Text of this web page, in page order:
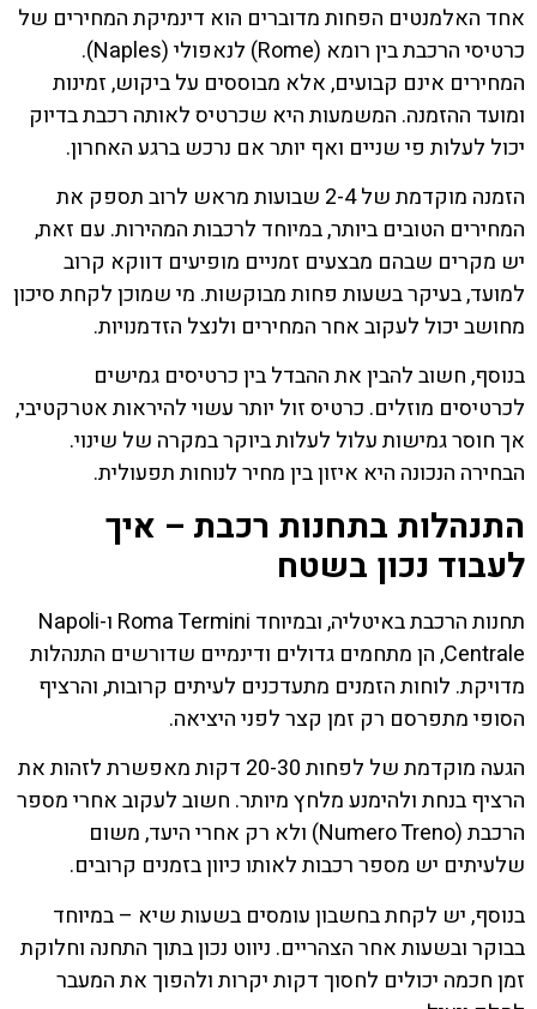
אחד האלמנטים הפחות מדוברים הוא דינמיקת המחירים של
כרטיסי הרכבת בין רומא (Rome) לנאפולי (Naples).
המחירים אינם קבועים, אלא מבוססים על ביקוש, זמינות
ומועד ההזמנה. המשמעות היא שכרטיס לאותה רכבת בדיוק
יכול לעלות פי שניים ואף יותר אם נרכש ברגע האחרון.
הזמנה מוקדמת של 2-4 שבועות מראש לרוב תספק את
המחירים הטובים ביותר, במיוחד לרכבות המהירות. עם זאת,
יש מקרים שבהם מבצעים זמניים מופיעים דווקא קרוב
למועד, בעיקר בשעות פחות מבוקשות. מי שמוכן לקחת סיכון
מחושב יכול לעקוב אחר המחירים ולנצל הזדמנויות.
בנוסף, חשוב להבין את ההבדל בין כרטיסים גמישים
לכרטיסים מוזלים. כרטיס זול יותר עשוי להיראות אטרקטיבי,
אך חוסר גמישות עלול לעלות ביוקר במקרה של שינוי.
הבחירה הנכונה היא איזון בין מחיר לנוחות תפעולית.
התנהלות בתחנות רכבת – איך
לעבוד נכון בשטח
תחנות הרכבת באיטליה, ובמיוחד Roma Termini ו-Napoli
Centrale, הן מתחמים גדולים ודינמיים שדורשים התנהלות
מדויקת. לוחות הזמנים מתעדכנים לעיתים קרובות, והרציף
הסופי מתפרסם רק זמן קצר לפני היציאה.
הגעה מוקדמת של לפחות 20-30 דקות מאפשרת לזהות את
הרציף בנחת ולהימנע מלחץ מיותר. חשוב לעקוב אחרי מספר
הרכבת (Numero Treno) ולא רק אחרי היעד, משום
שלעיתים יש מספר רכבות לאותו כיוון בזמנים קרובים.
בנוסף, יש לקחת בחשבון עומסים בשעות שיא – במיוחד
בבוקר ובשעות אחר הצהריים. ניווט נכון בתוך התחנה וחלוקת
זמן חכמה יכולים לחסוך דקות יקרות ולהפוך את המעבר